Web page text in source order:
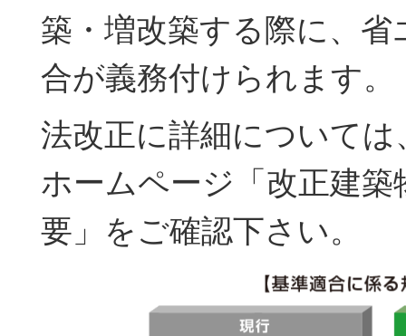
築・増改築する際に、省
合が義務付けられます。
法改正に詳細については
ホームページ「改正建築
要」をご確認下さい。